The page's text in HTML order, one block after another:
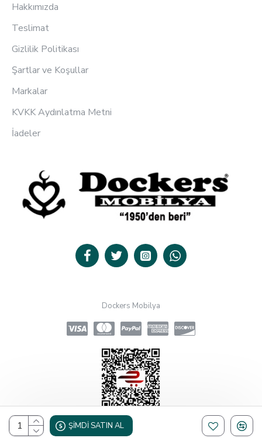
ŞIMDI SATIN AL
Hakkımızda
Teslimat
Gizlilik Politikası
Şartlar ve Koşullar
Markalar
KVKK Aydınlatma Metni
İadeler
Dockers Mobilya
Design, Hosting & Support By Shopgez.com